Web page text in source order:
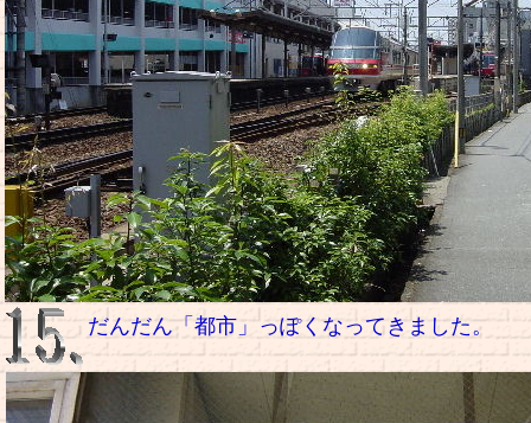
だんだん「都市」っぽくなってきました。